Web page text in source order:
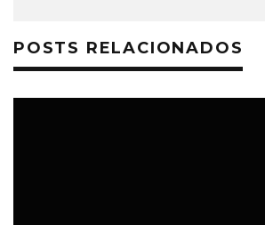
POSTS RELACIONADOS